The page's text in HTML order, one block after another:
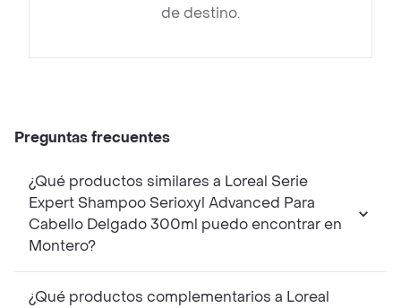
de destino.
Preguntas frecuentes
¿Qué productos similares a Loreal Serie
Expert Shampoo Serioxyl Advanced Para
Cabello Delgado 300ml puedo encontrar en
Montero?
¿Qué productos complementarios a Loreal